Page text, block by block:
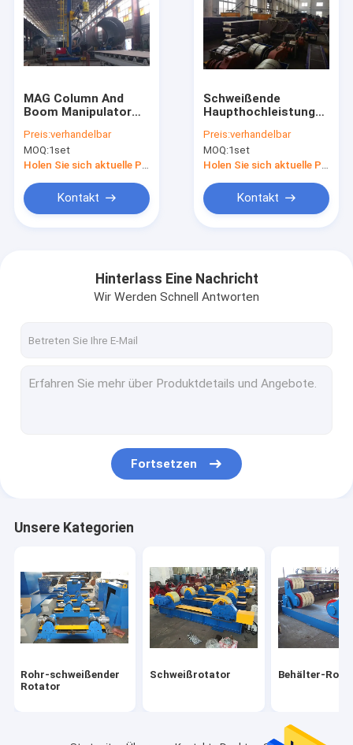
Über uns
Fabrik-Ausflug
Fordern Sie ein Zitat
Rohr-schweißender Rotator
Behälter-Rotatoren
Cnc-Plasmaschneiden-Maschine
Hydraulischer Kipper
Wind-Turm-Fertigungsstraße
Rohr-Schweißgerät
MAG Column And
Boom Manipulator
chemische Industrie
Preis:verhandelbar
MOQ:1set
Holen Sie sich aktuelle Preis
Kontakt
Schweißende
des Manipulator-
600KG
Preis:verhandelbar
MOQ:1set
Holen Sie sich aktuelle Preis
Kontakt
Hinterlass Eine Nachricht
Wir Werden Schnell Antworten
Fortsetzen
Unsere Kategorien
Rohr-schweißender
Rotator
Schweißrotator Behälter-